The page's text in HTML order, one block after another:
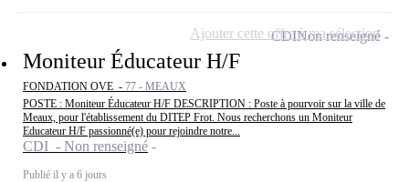
Moniteur Éducateur H/F
FONDATION OVE - 77 - MEAUX
POSTE : Moniteur Éducateur H/F DESCRIPTION : Poste à pourvoir sur la ville de
Meaux, pour l'établissement du DITEP Frot. Nous recherchons un Moniteur
Educateur H/F passionné(e) pour rejoindre notre...
CDI - Non renseigné
Publié il y a 6 jours
CDINon renseigné
Ajouter cette offre à ma sélection